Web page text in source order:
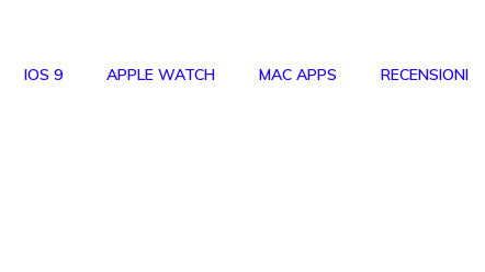
IOS 9 APPLE WATCH MAC APPS RECENSIONI